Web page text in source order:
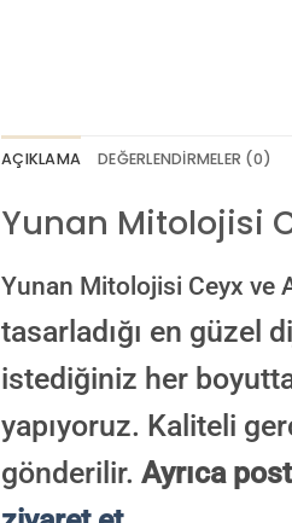
AÇIKLAMA DEĞERLENDIRMELER (0)
Yunan Mitolojisi
Yunan Mitolojisi Ceyx ve
tasarladığı en güzel
istediğiniz her
yapıyoruz. Kaliteli
gönderilir. Ayrıca